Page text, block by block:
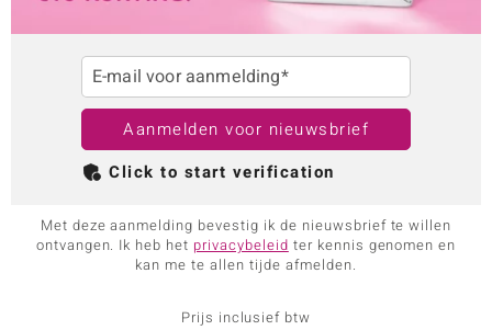
E-mail voor aanmelding*
Aanmelden voor nieuwsbrief
Click to start verification
Met deze aanmelding bevestig ik de nieuwsbrief te willen
ontvangen. Ik heb het privacybeleid ter kennis genomen en
kan me te allen tijde afmelden.
Prijs inclusief btw